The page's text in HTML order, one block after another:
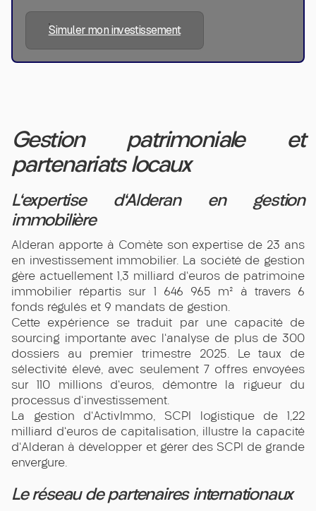
Simuler mon investissement
Gestion patrimoniale et
partenariats locaux
L'expertise d'Alderan en gestion
immobilière
Alderan apporte à Comète son expertise de 23 ans
en investissement immobilier. La société de gestion
gère actuellement 1,3 milliard d'euros de patrimoine
immobilier répartis sur 1 646 965 m² à travers 6
fonds régulés et 9 mandats de gestion.
Cette expérience se traduit par une capacité de
sourcing importante avec l'analyse de plus de 300
dossiers au premier trimestre 2025. Le taux de
sélectivité élevé, avec seulement 7 offres envoyées
sur 110 millions d'euros, démontre la rigueur du
processus d'investissement.
La gestion d'ActivImmo, SCPI logistique de 1,22
milliard d'euros de capitalisation, illustre la capacité
d'Alderan à développer et gérer des SCPI de grande
envergure.
Le réseau de partenaires internationaux